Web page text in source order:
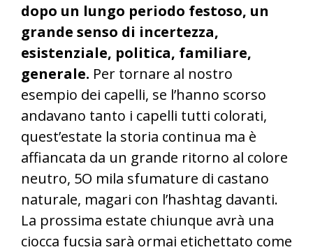
dopo un lungo periodo festoso, un
grande senso di incertezza,
esistenziale, politica, familiare,
generale. Per tornare al nostro
esempio dei capelli, se l’hanno scorso
andavano tanto i capelli tutti colorati,
quest’estate la storia continua ma è
affiancata da un grande ritorno al colore
neutro, 5O mila sfumature di castano
naturale, magari con l’hashtag davanti.
La prossima estate chiunque avrà una
ciocca fucsia sarà ormai etichettato come